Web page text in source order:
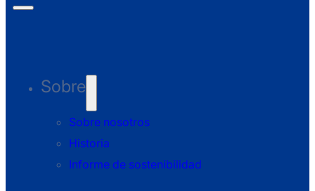
Sobre
Sobre nosotros
Historia
Informe de sostenibilidad